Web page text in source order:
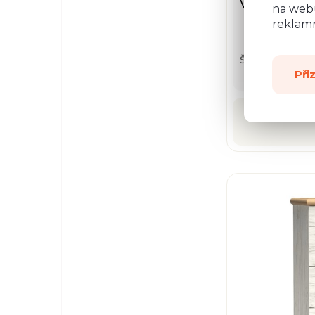
Vitrína Kora
Š: 87,0 cm, V:
na